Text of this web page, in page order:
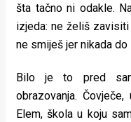
rade
Places
Aktivizam
šta tačno ni odakle.
izjeda: ne želiš
ne smiješ jer nikada do
Bilo je to pred
obrazovanja.
Elem, škola u koju